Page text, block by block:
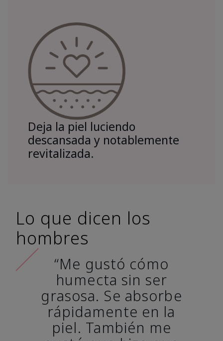
Deja la piel luciendo
descansada y notablemente
revitalizada.
Lo que dicen los
hombres
“Me gustó cómo
humecta sin ser
grasosa. Se absorbe
rápidamente en la
piel. También me